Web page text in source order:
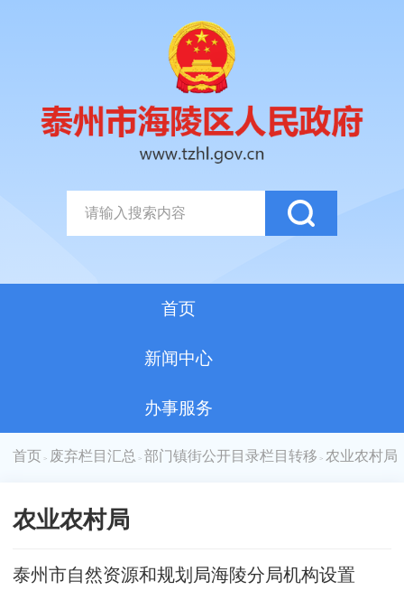
首页
新闻中心
办事服务
首页 > 废弃栏目汇总 > 部门镇街公开目录栏目转移 >农业农村局
农业农村局
泰州市自然资源和规划局海陵分局机构设置